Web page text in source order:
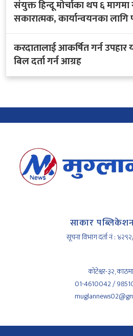
संयुक्त हिन्दू मोर्चाका थप ६
सकारात्मक, कार्यान्वयनका लागि
करदातालाई आकर्षित गर्न
बिल दर्ता गर्न आग्रह
साकार पब्लिकेशन
सूचना विभाग दर्ता नं :
कोटेश्वर-३२,
01-4610042 /